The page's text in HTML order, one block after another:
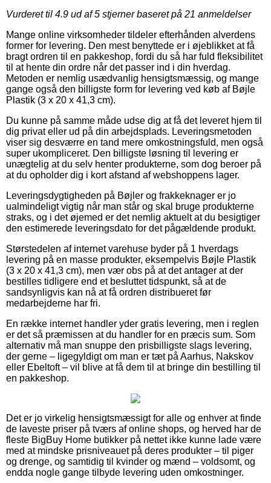
Vurderet til 4.9 ud af 5 stjerner baseret på 21 anmeldelser
Mange online virksomheder tildeler efterhånden alverdens
former for levering. Den mest benyttede er i øjeblikket at få
bragt ordren til en pakkeshop, fordi du så har fuld fleksibilitet
til at hente din ordre når det passer ind i din hverdag.
Metoden er nemlig usædvanlig hensigtsmæssig, og mange
gange også den billigste form for levering ved køb af Bøjle
Plastik (3 x 20 x 41,3 cm).
Du kunne på samme måde udse dig at få det leveret hjem til
dig privat eller ud på din arbejdsplads. Leveringsmetoden
viser sig desværre en tand mere omkostningsfuld, men også
super ukompliceret. Den billigste løsning til levering er
unægtelig at du selv henter produkterne, som dog beroer på
at du opholder dig i kort afstand af webshoppens lager.
Leveringsdygtigheden på Bøjler og frakkeknager er jo
ualmindeligt vigtig når man står og skal bruge produkterne
straks, og i det øjemed er det nemlig aktuelt at du besigtiger
den estimerede leveringsdato for det pågældende produkt.
Størstedelen af internet varehuse byder på 1 hverdags
levering på en masse produkter, eksempelvis Bøjle Plastik
(3 x 20 x 41,3 cm), men vær obs på at det antager at der
bestilles tidligere end et besluttet tidspunkt, så at de
sandsynligvis kan nå at få ordren distribueret før
medarbejderne har fri.
En række internet handler yder gratis levering, men i reglen
er det så præmissen at du handler for en præcis sum. Som
alternativ må man snuppe den prisbilligste slags levering,
der gerne – ligegyldigt om man er tæt på Aarhus, Nakskov
eller Ebeltoft – vil blive at få dem til at bringe din bestilling til
en pakkeshop.
Det er jo virkelig hensigtsmæssigt for alle og enhver at finde
de laveste priser på tværs af online shops, og herved har de
fleste BigBuy Home butikker på nettet ikke kunne lade være
med at mindske prisniveauet på deres produkter – til piger
og drenge, og samtidig til kvinder og mænd – voldsomt, og
endda nogle gange tilbyde levering uden omkostninger.